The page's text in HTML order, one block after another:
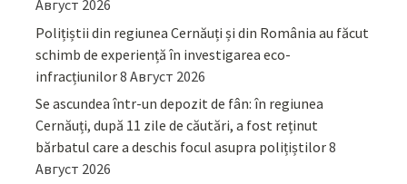
Август 2026
Polițiștii din regiunea Cernăuți și din România au făcut
schimb de experiență în investigarea eco-
infracțiunilor8 Август 2026
Se ascundea într-un depozit de fân: în regiunea
Cernăuți, după 11 zile de căutări, a fost reținut
bărbatul care a deschis focul asupra polițiștilor8
Август 2026